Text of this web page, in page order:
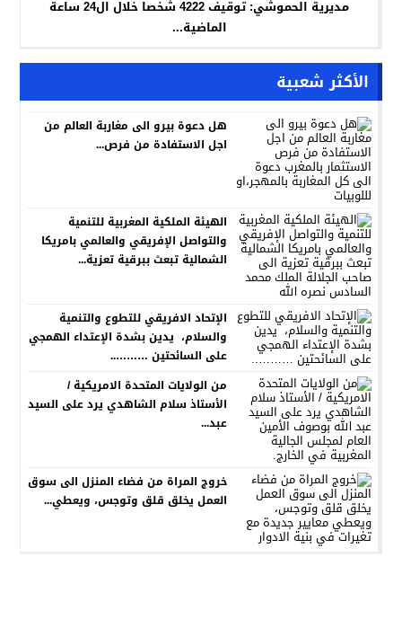
مديرية الحموشي: توقيف 4222 شخصا خلال ال24 ساعة
الماضية...
الأكثر شعبية
هل دعوة بيرو الى مغاربة العالم من
اجل الاستفادة من فرص...
الهيئة الملكية المغربية للتنمية
والتواصل الإفريقي والعالمي بامريكا
الشمالية تبعث ببرقية تعزية...
الإتحاد الافريقي للتطوع والتنمية
والسلام، يدين بشدة الإعتداء الهمجي
على السائحتين ………..
من الولايات المتحدة الامريكية /
الأستاذ سلام الشاهدي يرد على السيد
عبد...
خروج المراة من فضاء المنزل الى سوق
العمل يخلق قلق وتوجس، ويعطي...